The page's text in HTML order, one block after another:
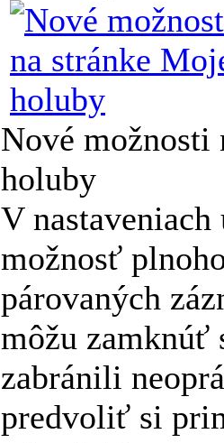
Nové možnosti
holuby
V
možnosť
párovaných
môžu zamknúť
zabránili
predvoliť si